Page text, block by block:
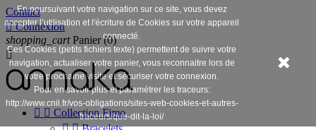
Contact
 Connexion
shopping_cart Panier (0)

  Collection Fimo
En poursuivant votre navigation sur ce site, vous devez
accepter l’utilisation et l'écriture de Cookies sur votre appareil
connecté.
Ces Cookies (petits fichiers texte) permettent de suivre votre
navigation, actualiser votre panier, vous reconnaitre lors de
votre prochaine visite et sécuriser votre connexion.
Pour en savoir plus et paramétrer les traceurs:
http://www.cnil.fr/vos-obligations/sites-web-cookies-et-autres-
traceurs/que-dit-la-loi/